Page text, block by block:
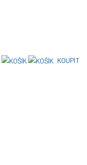
KOUPIT